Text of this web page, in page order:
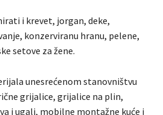
i krevet, jorgan, deke,
konzerviranu hranu, pelene,
setove za žene.
unesrećenom stanovništvu
grijalice, grijalice na plin,
i ugalj, mobilne montažne kuće i